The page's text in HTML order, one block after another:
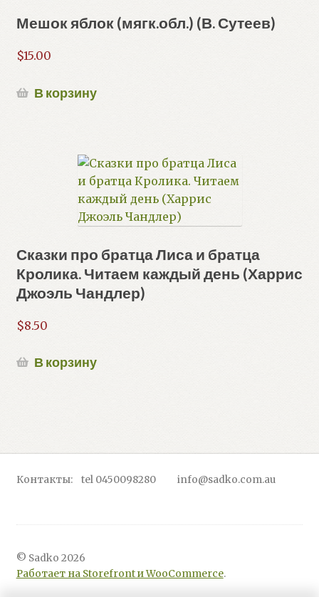
Мешок яблок (мягк.обл.) (В. Сутеев)
$15.00
В корзину
Сказки про братца Лиса и братца
Кролика. Читаем каждый день (Харрис
Джоэль Чандлер)
$8.50
В корзину
Контакты: tel 0450098280 info@sadko.com.au
© Sadko 2026
Работает на Storefront и WooCommerce.